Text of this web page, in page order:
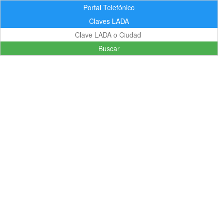
Portal Telefónico
Claves LADA
Buscar